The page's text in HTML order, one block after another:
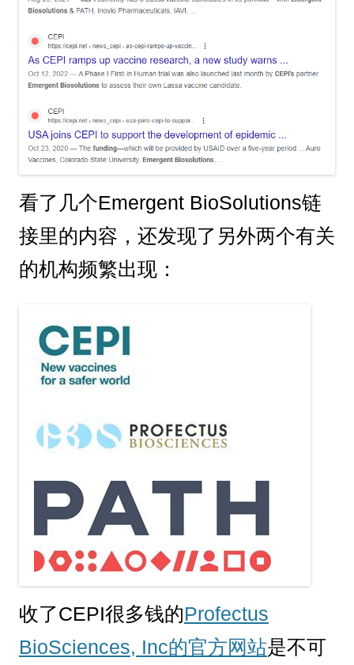
看了几个Emergent BioSolutions链
接里的内容，还发现了另外两个有关
的机构频繁出现：
收了CEPI很多钱的Profectus
BioSciences, Inc的官方网站是不可